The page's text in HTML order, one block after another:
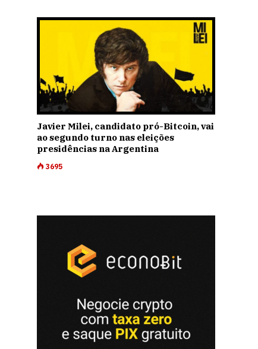
Javier Milei, candidato pró-Bitcoin, vai
ao segundo turno nas eleições
presidências na Argentina
3695